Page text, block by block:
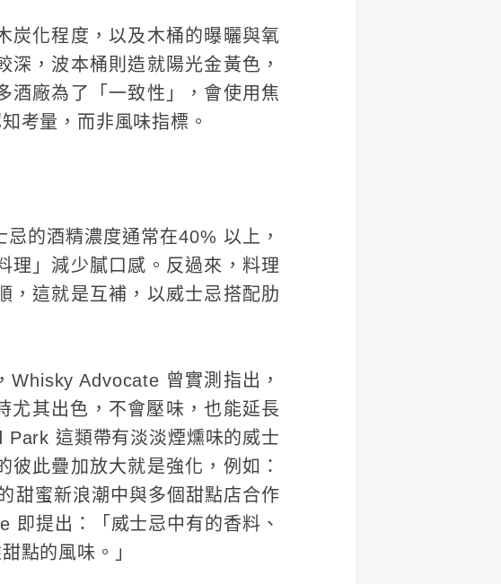
炭化程度，以及木桶的曝曬與氧
，波本桶則造就陽光金黃色，
酒廠為了「一致性」，會使用焦
考量，而非風味指標。
的酒精濃度通常在40% 以上，
理」減少膩口感。反過來，料理
，這就是互補，以威士忌搭配肋
Advocate 曾實測指出，
其出色，不會壓味，也能延長
這類帶有淡淡煙燻味的威士
此疊加放大就是強化，例如：
甜蜜新浪潮中與多個甜點店合作
即提出：「威士忌中有的香料、
點的風味。」